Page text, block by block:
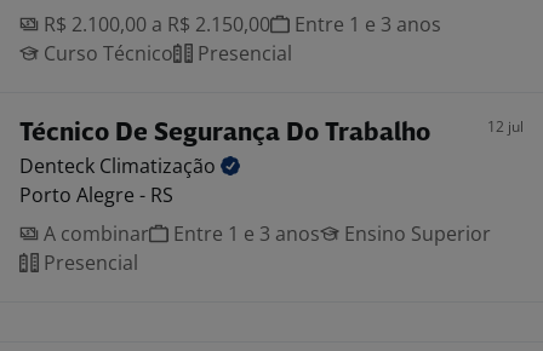
R$ 2.100,00 a R$ 2.150,00
Entre 1 e 3 anos
Curso Técnico
Presencial
Técnico De Segurança Do Trabalho 12 jul
Denteck Climatização
Porto Alegre - RS
A combinar
Entre 1 e 3 anos
Ensino Superior
Presencial